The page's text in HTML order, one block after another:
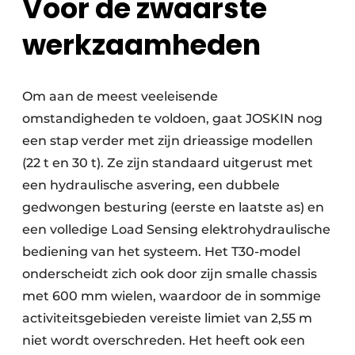
Voor de zwaarste
werkzaamheden
Om aan de meest veeleisende
omstandigheden te voldoen, gaat JOSKIN nog
een stap verder met zijn drieassige modellen
(22 t en 30 t). Ze zijn standaard uitgerust met
een hydraulische asvering, een dubbele
gedwongen besturing (eerste en laatste as) en
een volledige Load Sensing elektrohydraulische
bediening van het systeem. Het T30-model
onderscheidt zich ook door zijn smalle chassis
met 600 mm wielen, waardoor de in sommige
activiteitsgebieden vereiste limiet van 2,55 m
niet wordt overschreden. Het heeft ook een